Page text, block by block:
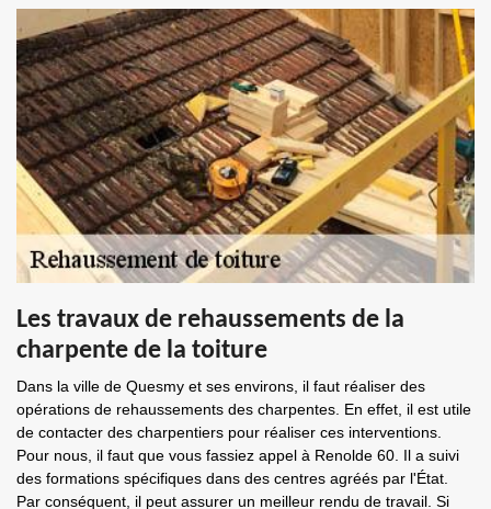
Les travaux de rehaussements de la
charpente de la toiture
Dans la ville de Quesmy et ses environs, il faut réaliser des
opérations de rehaussements des charpentes. En effet, il est utile
de contacter des charpentiers pour réaliser ces interventions.
Pour nous, il faut que vous fassiez appel à Renolde 60. Il a suivi
des formations spécifiques dans des centres agréés par l'État.
Par conséquent, il peut assurer un meilleur rendu de travail. Si